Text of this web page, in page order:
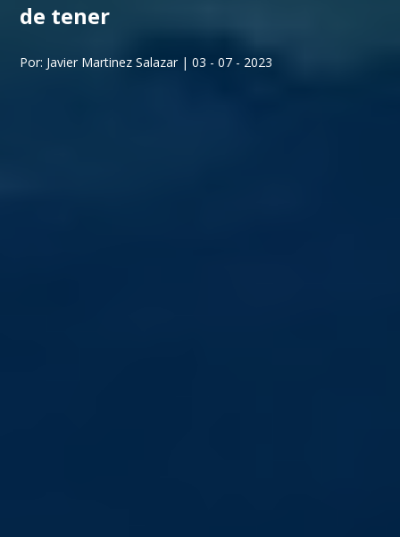
de tener
Por: Javier Martinez Salazar | 03 - 07 - 2023